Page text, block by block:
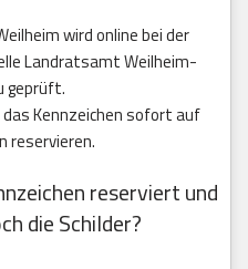
wird online bei der
Landratsamt Weilheim-
geprüft.
Kennzeichen sofort auf
reservieren.
reserviert und
die Schilder?